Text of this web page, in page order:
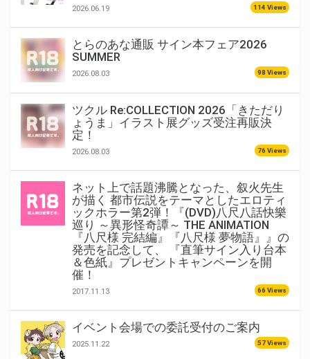
2026.06.19 114 Views
とらのあな通販 サイン本フェア2026
SUMMER
2026.08.03 98 Views
ツクル Re:COLLECTION 2026「きただり
ょうま」イラスト展グッズ受注再販決
定！
2026.08.03 76 Views
ネット上で話題沸騰となった、叙火先生
が描く 都市伝説をテーマとしたエロティ
ックホラー第2弾！『(DVD)八尺八話快樂
巡り ～異形怪奇譚～ THE ANIMATION
『八尺様 完結編』『八尺様 夢物語』』の
発売を記念して、 『直筆サイン入り台本
＆色紙』プレゼントキャンペーンを開
催！
2017.11.13 66 Views
イベント会場での委託受付のご案内
2025.11.22 57 Views